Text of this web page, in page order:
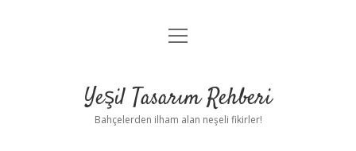
Anasayfa
Yasal Uyarı
menüyü
Yeşil Tasarım Rehberi
Bahçelerden ilham alan neşeli fikirler!